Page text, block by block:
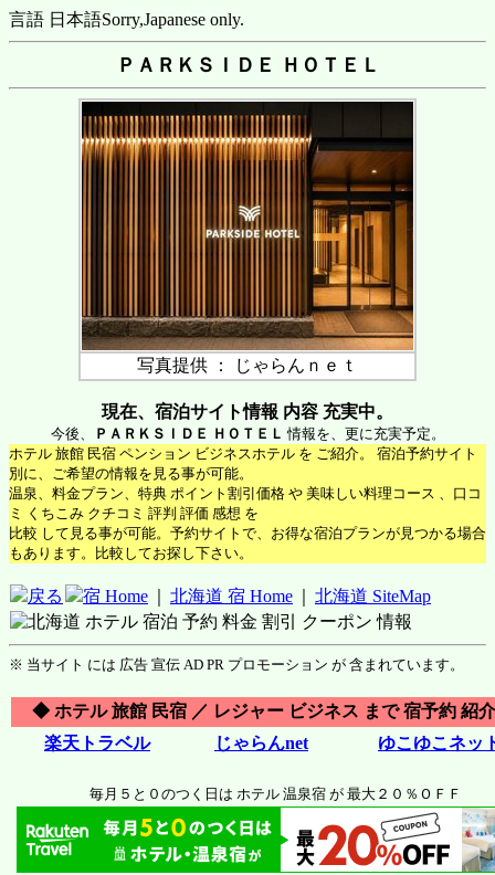
言語 日本語Sorry,Japanese only.
ＰＡＲＫＳＩＤＥ ＨＯＴＥＬ
写真提供 ： じゃらんｎｅｔ
現在、宿泊サイト情報 内容 充実中。
今後、 ＰＡＲＫＳＩＤＥ ＨＯＴＥＬ 情報を、更に充実予定。
ホテル 旅館 民宿 ペンション ビジネスホテル を ご紹介。 宿泊予約サイト
別に、ご希望の情報を見る事が可能。
温泉、料金プラン、特典 ポイント割引価格 や 美味しい料理コース 、口コ
ミ くちこみ クチコミ 評判 評価 感想 を
比較 して見る事が可能。予約サイトで、お得な宿泊プランが見つかる場合
もあります。比較してお探し下さい。
戻る 宿 Home 北海道 宿 Home 北海道 SiteMap
※ 当サイト には 広告 宣伝 AD PR プロモーション が 含まれています。
◆ ホテル 旅館 民宿 ／ レジャー ビジネス まで 宿予約 紹
楽天トラベル
じゃらんnet ゆこゆこネッ
毎月５と０のつく日は ホテル 温泉宿 が 最大２０％ＯＦＦ